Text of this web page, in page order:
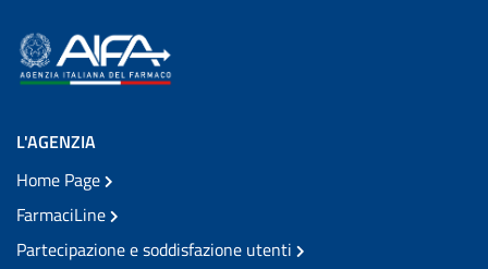
L'AGENZIA
Home Page
FarmaciLine
Partecipazione e soddisfazione utenti